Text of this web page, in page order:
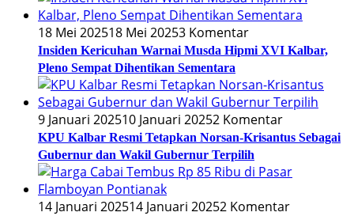
18 Mei 202518 Mei 20253 Komentar
Insiden Kericuhan Warnai Musda Hipmi XVI Kalbar,
Pleno Sempat Dihentikan Sementara
9 Januari 202510 Januari 20252 Komentar
KPU Kalbar Resmi Tetapkan Norsan-Krisantus Sebagai
Gubernur dan Wakil Gubernur Terpilih
14 Januari 202514 Januari 20252 Komentar